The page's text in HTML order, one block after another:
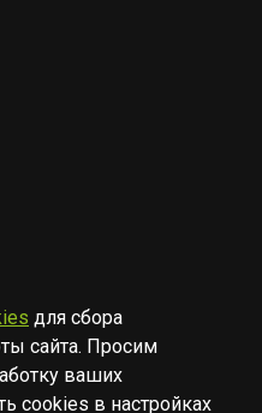
для сбора
сайта. Просим
ваших
cookies в настройках